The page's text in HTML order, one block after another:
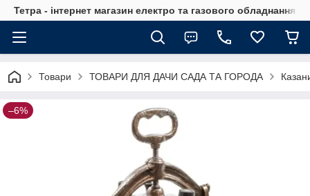
Тетра - інтернет магазин електро та газового обладнання,
Товари ТОВАРИ ДЛЯ ДАЧИ САДА ТА ГОРОДА
–6%